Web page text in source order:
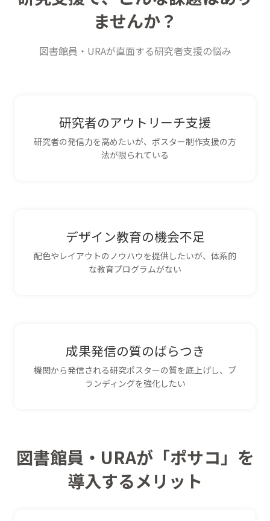
ませんか？
図書館員・URAが直面する研究者支援の悩み
研究者のアウトリーチ支援
研究者の発信力を高めたいが、ポスター制作支援の方
法が限られている
デザイン教育の機会不足
配色やレイアウトのノウハウを提供したいが、体系的
な教育プログラムがない
成果発信の質のばらつき
機関から発信される研究ポスターの質を底上げし、ブ
ランディングを強化したい
図書館員・URAが「ポサコ」を
導入するメリット